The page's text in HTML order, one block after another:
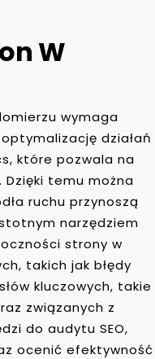
W
wymaga
działań
które pozwala na
temu można
ruchu przynoszą
narzędziem
strony w
takich jak błędy
kluczowych, takie
związanych z
do audytu SEO,
ocenić efektywność